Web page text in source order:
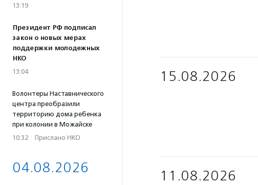
13:19
Президент РФ подписал
закон о новых мерах
поддержки молодежных
НКО
13:04
Волонтеры Наставнического
центра преобразили
территорию дома ребенка
при колонии в Можайске
10:32 · Прислано НКО
04.08.2026
15.08.2026
11.08.2026